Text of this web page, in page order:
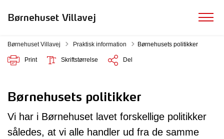
Børnehuset Villavej
Børnehuset Villavej Tilbage til
Praktisk information Børnehusets politikker
Print Skriftstørrelse Del
Børnehusets politikker
Vi har i Børnehuset lavet forskellige politikker
således, at vi alle handler ud fra de samme